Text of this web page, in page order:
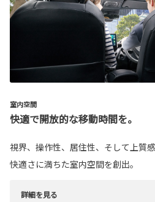
室内空間
快適で開放的な移動時間を。
視界、操作性、居住性、そして上質
快適さに満ちた室内空間を創出。
詳細を見る